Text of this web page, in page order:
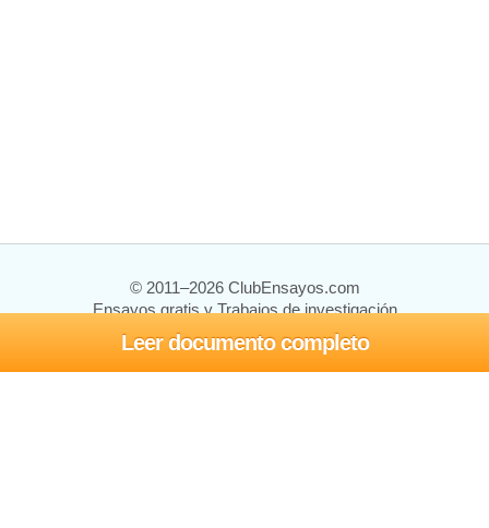
Leer documento completo
© 2011–2026 ClubEnsayos.com
Ensayos gratis y Trabajos de investigación